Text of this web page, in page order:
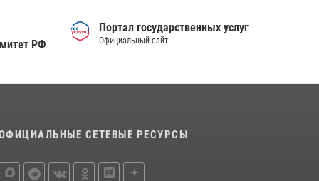
РФ
Портал государственных услуг
Официальный сайт
СЕТЕВЫЕ РЕСУРСЫ